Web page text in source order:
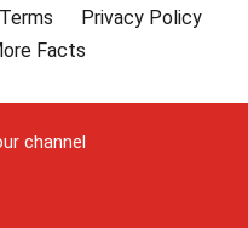
Terms
Privacy Policy
Facts
channel